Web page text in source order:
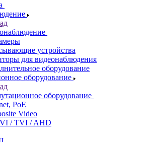
устройства
для видеонаблюдения
оборудование
оборудование
оборудование
PoE
Video
/ TVI / AHD